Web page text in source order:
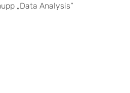
„Data Analysis“